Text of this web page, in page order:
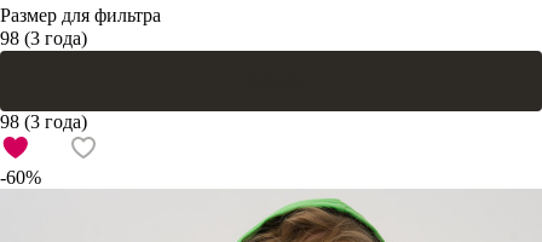
Размер для фильтра
98 (3 года)
98 (3 года)
-60%